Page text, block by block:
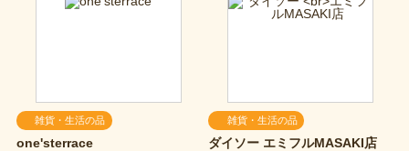
雑貨・生活の品
one'sterrace
雑貨・生活の品
ダイソー エミフルMASAKI店